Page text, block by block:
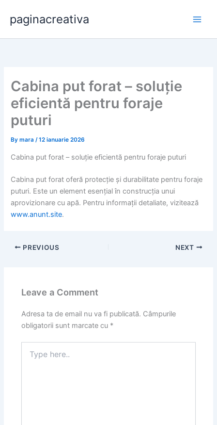
content
paginacreativa
Cabina put forat – soluție
eficientă pentru foraje
puturi
Bymara/12 ianuarie 2026
Cabina put forat – soluție eficientă pentru foraje puturi
Cabina put forat oferă protecție și durabilitate pentru foraje
puturi. Este un element esențial în construcția unui
aprovizionare cu apă. Pentru informații detaliate, vizitează
www.anunt.site.
PREVIOUS NEXT
Leave a Comment
Adresa ta de email nu va fi publicată. Câmpurile
obligatorii sunt marcate cu *
here..